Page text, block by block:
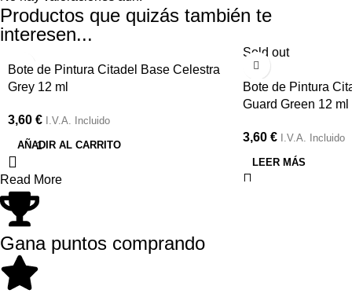
Productos que quizás también te
interesen...
Bote de Pintura Citadel Base Celestra
Grey 12 ml
3,60 € I.V.A. Incluido
AÑADIR AL CARRITO
Sold out
Bote de Pintura
Guard Green 12 ml
3,60 € I.V.A. Incluido
LEER MÁS
Read More
Gana puntos comprando